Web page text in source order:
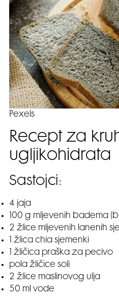
Pexels
Recept za
ugljikohidrata
Sastojci:
4 jaja
100 g mljevenih badema
2 žlice mljevenih lanenih
1 žlica chia sjemenki
1 žličica praška za pecivo
pola žličice soli
2 žlice maslinovog ulja
50 ml vode